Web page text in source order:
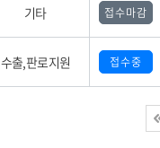
기타 접수마감
수출,판로지원 접수중